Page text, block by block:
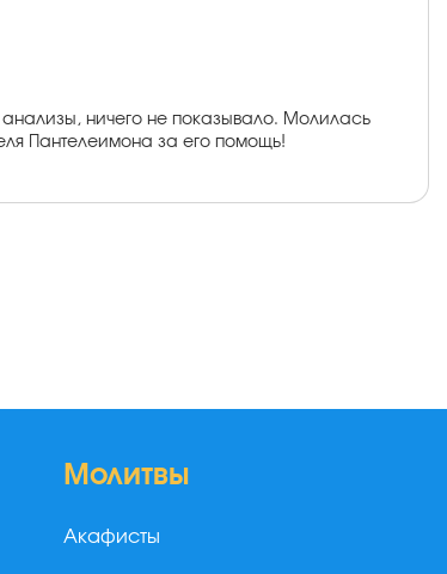
ничего не показывало. Молилась
Пантелеимона за его помощь!
Молитвы
Акафисты